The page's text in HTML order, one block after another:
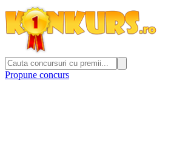
Propune concurs